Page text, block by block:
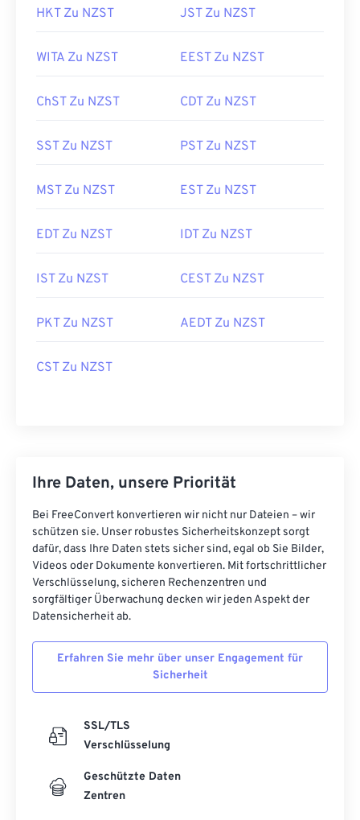
HKT Zu NZST JST Zu NZST
WITA Zu NZST EEST Zu NZST
ChST Zu NZST CDT Zu NZST
SST Zu NZST PST Zu NZST
MST Zu NZST EST Zu NZST
EDT Zu NZST IDT Zu NZST
IST Zu NZST CEST Zu NZST
PKT Zu NZST AEDT Zu NZST
CST Zu NZST
Ihre Daten, unsere Priorität
Bei FreeConvert konvertieren wir nicht nur Dateien – wir
schützen sie. Unser robustes Sicherheitskonzept sorgt
dafür, dass Ihre Daten stets sicher sind, egal ob Sie Bilder,
Videos oder Dokumente konvertieren. Mit fortschrittlicher
Verschlüsselung, sicheren Rechenzentren und
sorgfältiger Überwachung decken wir jeden Aspekt der
Datensicherheit ab.
Erfahren Sie mehr über unser Engagement für
Sicherheit
SSL/TLS
Verschlüsselung
Geschützte Daten
Zentren